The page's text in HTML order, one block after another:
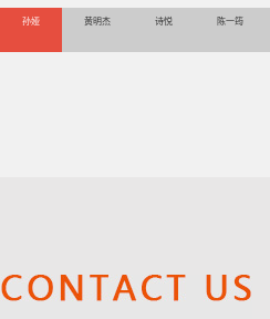
孙娅 黄明杰 诗悦 陈一筠